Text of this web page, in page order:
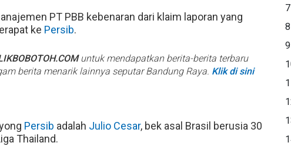
PT PBB kebenaran dari klaim laporan yang
ke Persib.
untuk mendapatkan berita-berita terbaru
berita menarik lainnya seputar Bandung Raya. Klik di sini
Persib adalah Julio Cesar, bek asal Brasil berusia 30
Thailand.
7
8
9